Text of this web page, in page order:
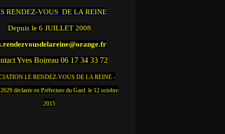
RENDEZ-VOUS DE LA REINE
Depuis le 6 JUILLET 2008
Yves Boireau 06 17 34 33 72
LE RENDEZ-VOUS DE LA REINE -
déclarée en Préfecture du Gard le 12 octobre
2015